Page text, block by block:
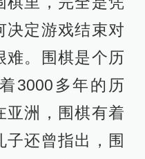
决定游戏结束对
难。围棋是个历
3000多年的历
亚洲，围棋有着
子还曾指出，围